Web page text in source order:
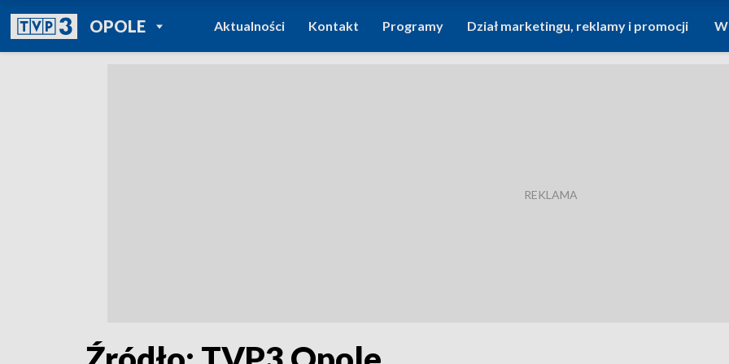
OPOLEPOWRÓT DO
TVP REGIONY
Aktualności Kontakt Programy Dział marketingu, reklamy i promocji